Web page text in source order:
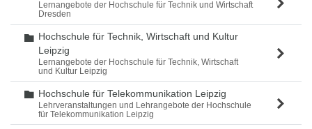
Lernangebote der Hochschule für Technik und Wirtschaft
Dresden
Ordner
Hochschule für Technik, Wirtschaft und Kultur
Leipzig
Lernangebote der Hochschule für Technik, Wirtschaft
und Kultur Leipzig
Ordner
Hochschule für Telekommunikation Leipzig
Lehrveranstaltungen und Lehrangebote der Hochschule
für Telekommunikation Leipzig